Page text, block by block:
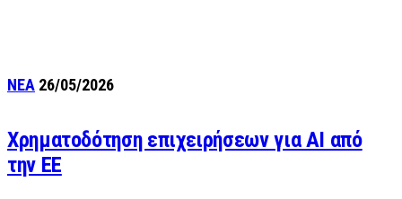
ΝΕΑ 26/05/2026
Χρηματοδότηση επιχειρήσεων για AI από
την ΕΕ